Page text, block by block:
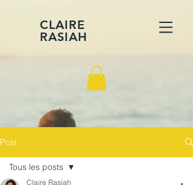
CLAIRE
RASIAH
Post
Tous les posts
Claire Rasiah